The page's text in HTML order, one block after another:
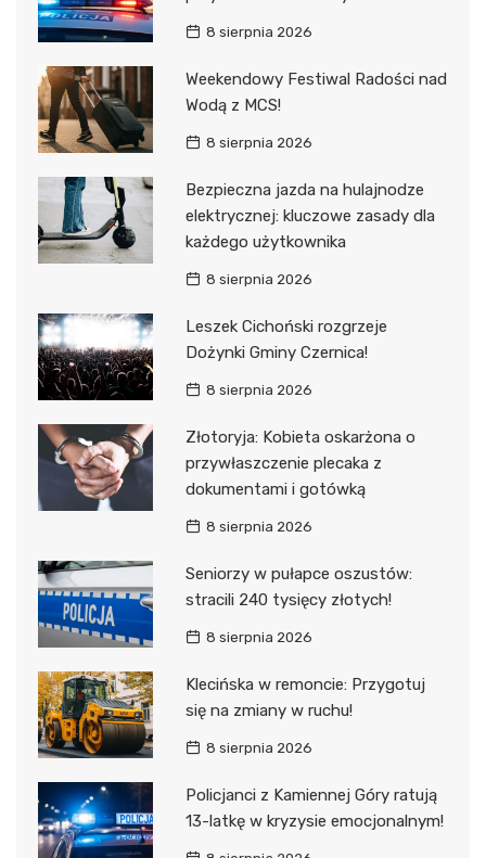
8 sierpnia 2026
Weekendowy Festiwal Radości nad
Wodą z MCS!
8 sierpnia 2026
Bezpieczna jazda na hulajnodze
elektrycznej: kluczowe zasady dla
każdego użytkownika
8 sierpnia 2026
Leszek Cichoński rozgrzeje
Dożynki Gminy Czernica!
8 sierpnia 2026
Złotoryja: Kobieta oskarżona o
przywłaszczenie plecaka z
dokumentami i gotówką
8 sierpnia 2026
Seniorzy w pułapce oszustów:
stracili 240 tysięcy złotych!
8 sierpnia 2026
Klecińska w remoncie: Przygotuj
się na zmiany w ruchu!
8 sierpnia 2026
Policjanci z Kamiennej Góry ratują
13-latkę w kryzysie emocjonalnym!